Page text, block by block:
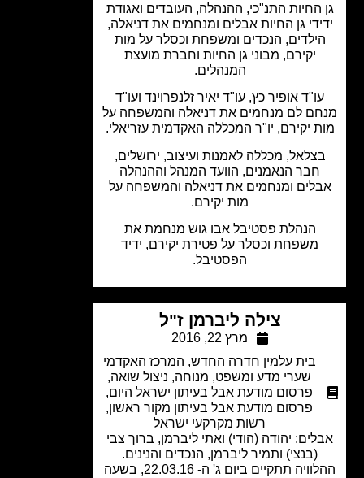
החיות התנ"כי, ההנהלה, העובדים ואגודת
גן החיות אבלים ומנחמים את דניאלה,
הנכדים ומשפחת וכסלר על מות
יקירם, מבוני גן החיות וחברת מועצת
המנהלים.
אופיר כץ, עו"ד יאיר זלנפרוינד ועו"ד
לם מנחמים את דניאלה והמשפחה על
יקירם, יו"ר המכללה האקדמית עזריאלי.
מכללה לאמנות ועיצוב, ירושלים,
חבר הנאמנים, הוועד המנהל וההנהלה
ומנחמים את דניאלה והמשפחה על
מות יקירם.
הנהלת פסטיבל אבו גוש מנחמת את
משפחת וכסלר על פטירת יקירם, ידיד
הפסטיבל.
צילה ליברמן ז"ל
מרץ 22, 2016
בית עלמין חדרה החדש, המרכז האקדמי
שערי מדע ומשפט,מנוחה, ניצול שואה,
פרסום מודעת אבל בעיתון ישראל היום,
פרסום מודעת אבל בעיתון מקור ראשון,
רשות מקרקעי ישראל
יהודה (הודי) ואתי ליברמן, ברוך צבי
(בנצי) ותמיר ליברמן, הנכדים והנינים.
ההלוויה תתקיים ביום ג' ה- 22.03.16, בשעה